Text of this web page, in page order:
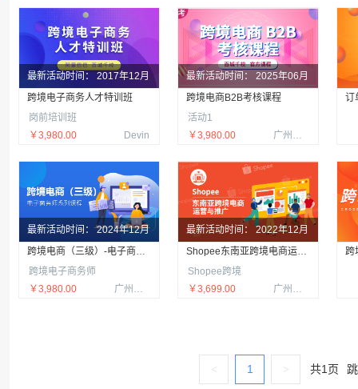
最新活动时间： 2017年12月
06日
跨境电子商务人才特训班
岗前培训班
￥3,980.00
Devin
最新活动时间： 2025年06月
09日
跨境电商B2B考核课程
活动1
￥3,980.00
最新活动时间：2024年12月
21日
跨境电商（三级）-电子商务师系列课程
跨境电子商务师
￥3,980.00
最新活动时间： 2022年12月
21日
Shopee东南亚跨境电商运营与推广
Shopee跨境
￥3,699.00
跨
< 1 > 共1 页